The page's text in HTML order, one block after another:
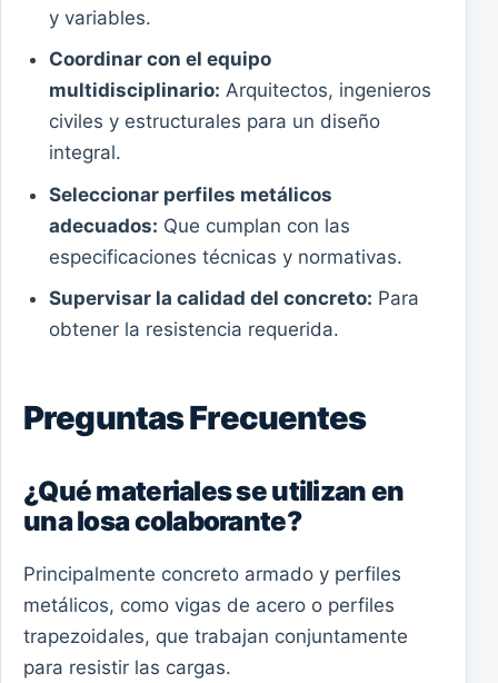
y variables.
Coordinar con el equipo
multidisciplinario: Arquitectos, ingenieros
civiles y estructurales para un diseño
integral.
Seleccionar perfiles metálicos
adecuados: Que cumplan con las
especificaciones técnicas y normativas.
Supervisar la calidad del concreto: Para
obtener la resistencia requerida.
Preguntas Frecuentes
¿Qué materiales se utilizan en
una losa colaborante?
Principalmente concreto armado y perfiles
metálicos, como vigas de acero o perfiles
trapezoidales, que trabajan conjuntamente
para resistir las cargas.